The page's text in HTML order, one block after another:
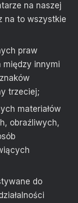
na naszej
na to wszystkie
praw
między innymi
trzeciej;
materiałów
obraźliwych,
do